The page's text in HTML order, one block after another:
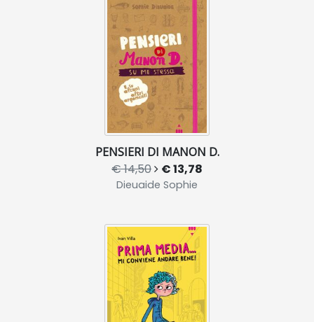
PENSIERI DI MANON D.
€ 14,50 € 13,78
Dieuaide Sophie